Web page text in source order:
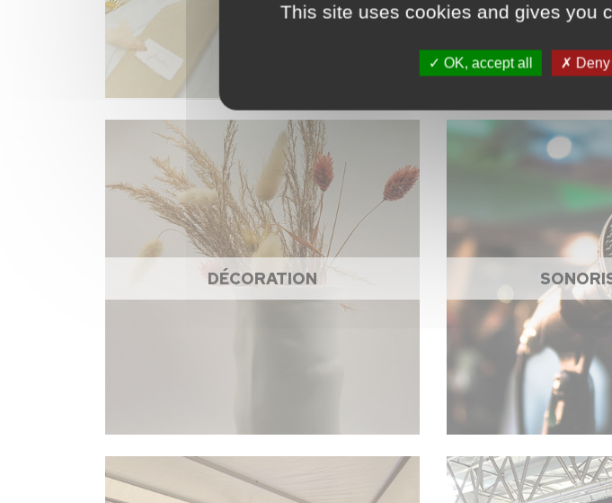
DÉCORATION
This site uses cookies and gives you
OK, accept all